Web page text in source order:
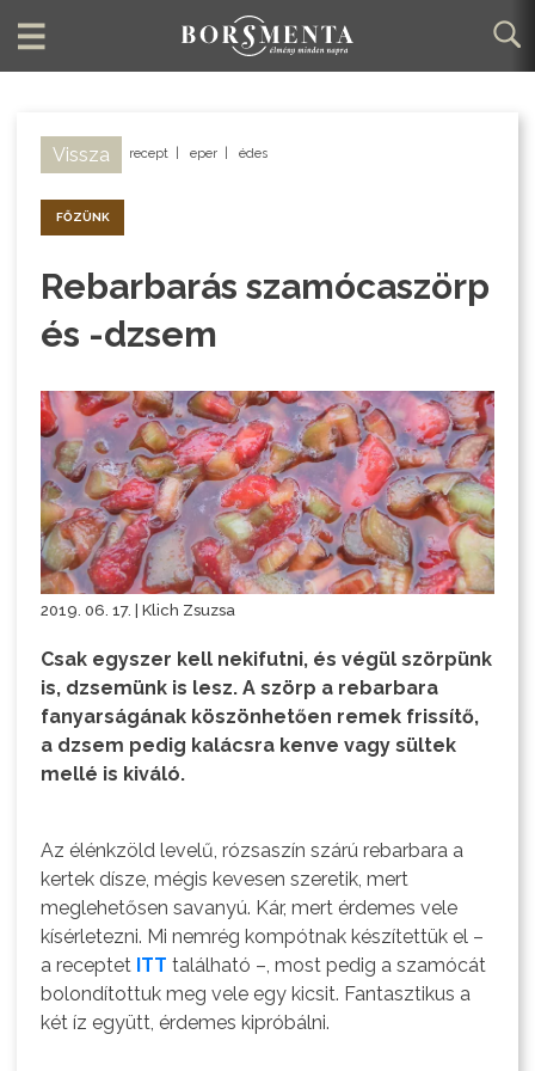
Vissza recept eper édes
FŐZÜNK
Rebarbarás szamócaszörp
és -dzsem
2019. 06. 17. | Klich Zsuzsa
Csak egyszer kell nekifutni, és végül szörpünk
is, dzsemünk is lesz. A szörp a rebarbara
fanyarságának köszönhetően remek frissítő,
a dzsem pedig kalácsra kenve vagy sültek
mellé is kiváló.
Az élénkzöld levelű, rózsaszín szárú rebarbara a
kertek dísze, mégis kevesen szeretik, mert
meglehetősen savanyú. Kár, mert érdemes vele
kísérletezni. Mi nemrég kompótnak készítettük el –
a receptet ITT található –, most pedig a szamócát
bolondítottuk meg vele egy kicsit. Fantasztikus a
két íz együtt, érdemes kipróbálni.